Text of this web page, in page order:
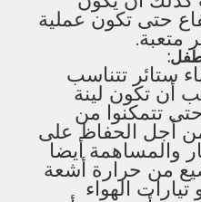
حتى تكون عملية
متعبة.
ستائر تتناسب
أن تكون لينة
تتمكنوا من
أجل الحفاظ على
والمساهمة أيضا
من حرارة أشعة
الهواء